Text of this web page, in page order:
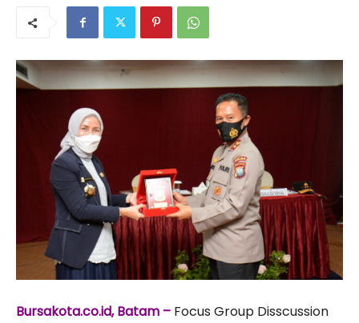
Bursakota.co.id, Batam – Focus Group Disscussion